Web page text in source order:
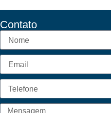
Contato